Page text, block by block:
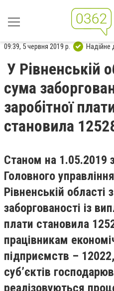
09:39, 5 червня 2019 р. Надійне
У Рівненській
сума
заробітної
становила
Станом на 1.05.2019
Головного
Рівненській області
заборгованості із
плати становила
працівникам
підприємств –
суб’єктів
реалізовуються